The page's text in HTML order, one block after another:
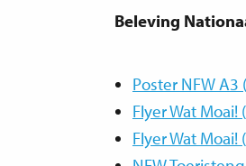
Beleving
Poster NFW A3
Flyer Wat Moai!
Flyer Wat Moai!